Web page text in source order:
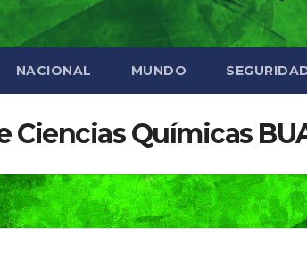
NACIONAL MUNDO
Ciencias Químicas